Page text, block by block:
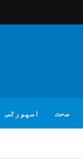
صحت اسپورٹس